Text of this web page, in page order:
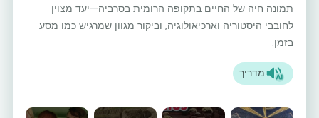
תמונה חיה של החיים בתקופה הרומית בסרביה—יעד מצוין
לחובבי היסטוריה וארכיאולוגיה, וביקור מגוון שמרגיש כמו מסע
בזמן.
מדריך